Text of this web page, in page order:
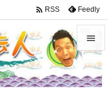


メニュ
 RSS Feedly